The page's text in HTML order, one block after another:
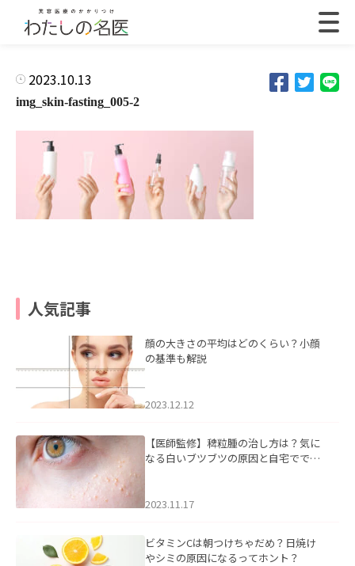
2023.10.13
img_skin-fasting_005-2
人気記事
顔の大きさの平均はどのくらい？小顔
の基準も解説
2023.12.12
【医師監修】稗粒腫の治し方は？気に
なる白いブツブツの原因と自宅ででき
2023.11.17
ビタミンCは朝つけちゃだめ？日焼け
やシミの原因になるってホント？